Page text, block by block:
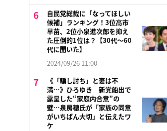
自民党総裁に「なってほしい
候補」ランキング！3位高市
早苗、2位小泉進次郎を抑え
た圧倒的1位は？【30代〜60
代に聞いた】
2024/09/26 11:00
《「騙し討ち」と妻は不
満…》ひろゆき 新党船出で
露呈した“家庭内合意”の
壁…泉房穂氏が「家族の同意
がいちばん大切」と伝えたワ
ケ